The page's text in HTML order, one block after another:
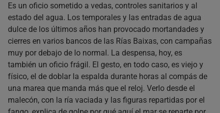
Es un oficio sometido a vedas, controles sanitarios y al
estado del agua. Los temporales y las entradas de agua
dulce de los últimos años han provocado mortandades y
cierres en varios bancos de las Rías Baixas, con campañas
muy por debajo de lo normal. La despensa, hoy, es
también un oficio frágil. El gesto, en todo caso, es viejo y
físico, el de doblar la espalda durante horas al compás de
una marea que manda más que el reloj. Verlo desde el
malecón, con la ría vaciada y las figuras repartidas por el